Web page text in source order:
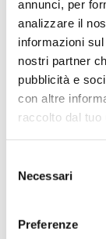
annunci, per
analizzare il
informazioni
nostri partner
pubblicità e
con altre
raccolto dal tuo
delNecessari
Preferenze